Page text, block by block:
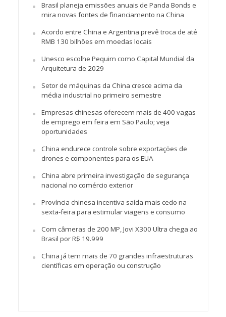
Brasil planeja emissões anuais de Panda Bonds e
mira novas fontes de financiamento na China
Acordo entre China e Argentina prevê troca de até
RMB 130 bilhões em moedas locais
Unesco escolhe Pequim como Capital Mundial da
Arquitetura de 2029
Setor de máquinas da China cresce acima da
média industrial no primeiro semestre
Empresas chinesas oferecem mais de 400 vagas
de emprego em feira em São Paulo; veja
oportunidades
China endurece controle sobre exportações de
drones e componentes para os EUA
China abre primeira investigação de segurança
nacional no comércio exterior
Província chinesa incentiva saída mais cedo na
sexta-feira para estimular viagens e consumo
Com câmeras de 200 MP, Jovi X300 Ultra chega ao
Brasil por R$ 19.999
China já tem mais de 70 grandes infraestruturas
científicas em operação ou construção